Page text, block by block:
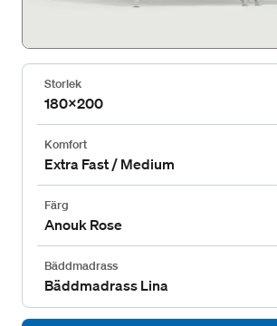
Storlek
180x200
Komfort
Extra Fast / Medium
Färg
Anouk Rose
Bäddmadrass
Bäddmadrass Lina